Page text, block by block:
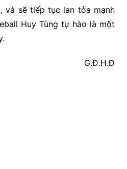
và sẽ tiếp tục lan tỏa mạnh
Huy Tùng tự hào là một
G.Đ.H.Đ